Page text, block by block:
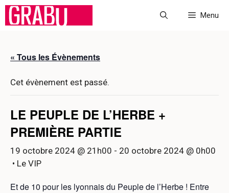
Aller
Menu
« Tous les Évènements
Cet évènement est passé.
LE PEUPLE DE L’HERBE +
PREMIÈRE PARTIE
19 octobre 2024 @ 21h00 - 20 octobre 2024 @ 0h00
• Le VIP
Et de 10 pour les lyonnais du Peuple de l’Herbe ! Entre